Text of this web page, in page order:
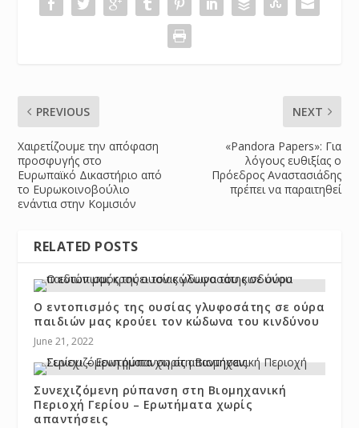
PREVIOUS
Χαιρετίζουμε την απόφαση
προσφυγής στο
Ευρωπαϊκό Δικαστήριο από
το Ευρωκοινοβούλιο
ενάντια στην Κομισιόν
NEXT
«Pandora Papers»: Για
λόγους ευθιξίας ο
Πρόεδρος Αναστασιάδης
πρέπει να παραιτηθεί
RELATED POSTS
Ο εντοπισμός της ουσίας γλυφοσάτης σε ούρα
παιδιών μας κρούει τον κώδωνα του κινδύνου
June 21, 2022
Συνεχιζόμενη ρύπανση στη Βιομηχανική
Περιοχή Γερίου – Ερωτήματα χωρίς
απαντήσεις